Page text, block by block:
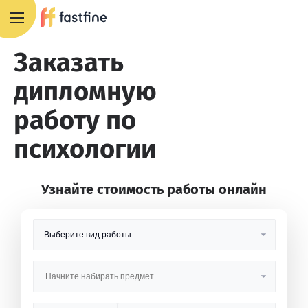
Заказать
дипломную
работу по
психологии
Узнайте стоимость работы онлайн